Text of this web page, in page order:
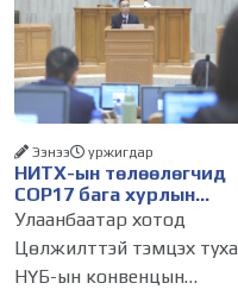
хүний үнэ цэнийг хүртэл
лайк, шэйр, дагагчийн
тоогоор хэмжих хандлага
газар авч
НИТХ-ын төлөөлөгчид
COP17 бага хурлын
бэлтгэл ажлын талаар
мэдээлэл сонслоо
Ээнээ уржигдар
Улаанбаатар хотод
Цөлжилттэй тэмцэх
НҮБ-ын конвенцын